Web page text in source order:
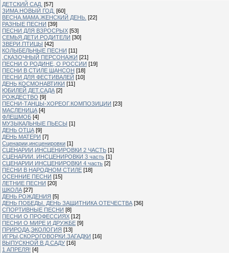
ДЕТСКИЙ САД. [57]
ЗИМА.НОВЫЙ ГОД. [60]
ВЕСНА.МАМА.ЖЕНСКИЙ ДЕНЬ. [22]
РАЗНЫЕ ПЕСНИ [39]
ПЕСНИ ДЛЯ ВЗРОСРЫХ [53]
СЕМЬЯ.ДЕТИ.РОДИТЕЛИ [30]
ЗВЕРИ.ПТИЦЫ [42]
КОЛЫБЕЛЬНЫЕ ПЕСНИ [11]
.СКАЗОЧНЫЙ ПЕРСОНАЖИ [21]
ПЕСНИ О РОДИНЕ, О РОССИИ [19]
ПЕСНИ В СТИЛЕ ШАНСОН [18]
ПЕСНИ ДЛЯ ФЕСТИВАЛЕЙ [10]
ДЕНЬ КОСМОНАВТИКИ [11]
ЮБИЛЕЙ ДЕТ.САДА [2]
РОЖДЕСТВО [9]
ПЕСНИ-ТАНЦЫ-ХОРЕОГ.КОМПОЗИЦИИ [23]
МАСЛЕНИЦА [4]
ФЛЕШМОБ [4]
МУЗЫКАЛЬНЫЕ ПЬЕСЫ [1]
ДЕНЬ ОТЦА [9]
ДЕНЬ МАТЕРИ [7]
Сценарии,инсценировки [1]
СЦЕНАРИИ,ИНСЦЕНИРОВКИ 2 ЧАСТЬ [1]
СЦЕНАРИИ. ИНСЦЕНИРОВКИ 3 часть [1]
СЦЕНАРИИ ИНСЦЕНИРОВКИ 4 часть [2]
ПЕСНИ В НАРОДНОМ СТИЛЕ [18]
ОСЕННИЕ ПЕСНИ [15]
ЛЕТНИЕ ПЕСНИ [20]
ШКОЛА [27]
ДЕНЬ РОЖДЕНИЯ [5]
ДЕНЬ ПОБЕДЫ. ДЕНЬ ЗАЩИТНИКА ОТЕЧЕСТВА [36]
СПОРТИВНЫЕ ПЕСНИ [8]
ПЕСНИ О ПРОФЕССИЯХ [12]
ПЕСНИ О МИРЕ И ДРУЖБЕ [9]
ПРИРОДА,ЭКОЛОГИЯ [13]
ИГРЫ,СКОРОГОВОРКИ.ЗАГАДКИ [16]
ВЫПУСКНОЙ В Д.САДУ [16]
1 АПРЕЛЯ! [4]